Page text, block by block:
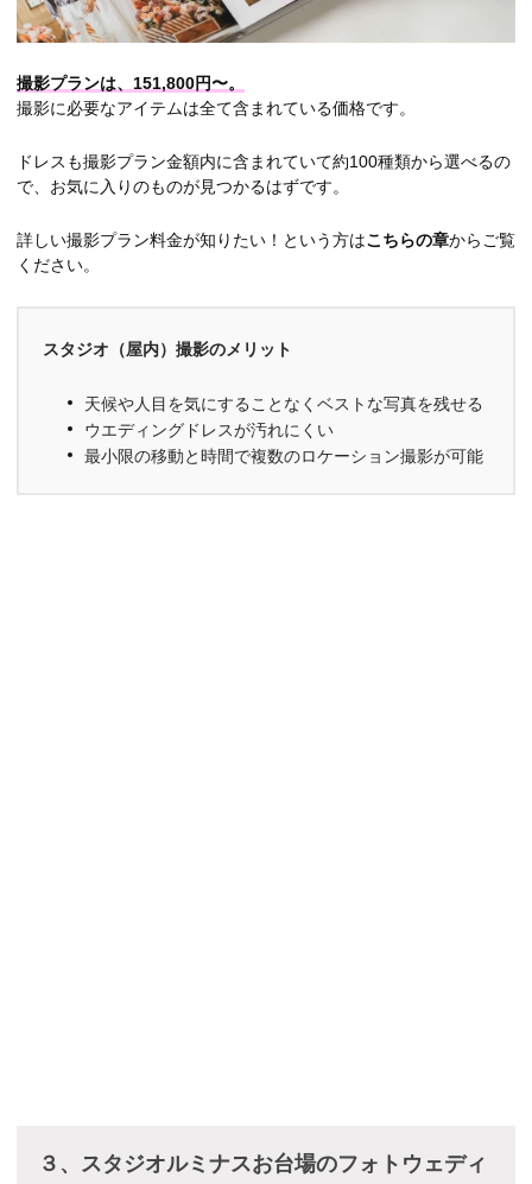
撮影プランは、151,800円〜。
撮影に必要なアイテムは全て含まれている価格です。
ドレスも撮影プラン金額内に含まれていて約100種類から選べるの
で、お気に入りのものが見つかるはずです。
詳しい撮影プラン料金が知りたい！という方はこちらの章からご覧
ください。
スタジオ（屋内）撮影のメリット
天候や人目を気にすることなくベストな写真を残せる
ウエディングドレスが汚れにくい
最小限の移動と時間で複数のロケーション撮影が可能
３、スタジオルミナスお台場のフォトウェディ